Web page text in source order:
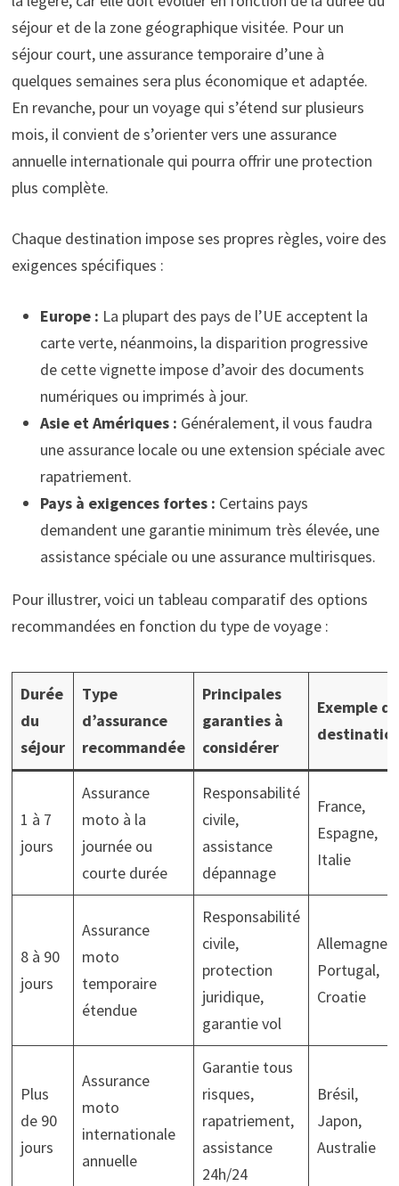
séjour et de la zone géographique visitée. Pour un
séjour court, une assurance temporaire d’une à
quelques semaines sera plus économique et adaptée.
En revanche, pour un voyage qui s’étend sur plusieurs
mois, il convient de s’orienter vers une assurance
annuelle internationale qui pourra offrir une protection
plus complète.
Chaque destination impose ses propres règles, voire des
exigences spécifiques :
Europe : La plupart des pays de l’UE acceptent la
carte verte, néanmoins, la disparition progressive
de cette vignette impose d’avoir des documents
numériques ou imprimés à jour.
Asie et Amériques : Généralement, il vous faudra
une assurance locale ou une extension spéciale avec
rapatriement.
Pays à exigences fortes : Certains pays
demandent une garantie minimum très élevée, une
assistance spéciale ou une assurance multirisques.
Pour illustrer, voici un tableau comparatif des options
recommandées en fonction du type de voyage :
Durée
du
séjour
Type
d’assurance
recommandée
Principales
garanties à
considérer
Exemple de
1 à 7
jours
Assurance
moto à la
journée ou
courte durée
Responsabilité
civile,
assistance
dépannage
France,
Espagne,
Italie
8 à 90
jours
Assurance
moto
temporaire
étendue
Responsabilité
civile,
protection
juridique,
garantie vol
Allemagne,
Portugal,
Croatie
Plus
de 90
jours
Assurance
moto
internationale
annuelle
Garantie tous
risques,
rapatriement,
assistance
24h/24
Brésil,
Japon,
Australie